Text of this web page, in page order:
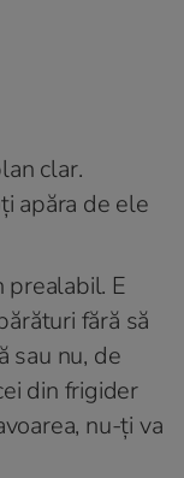
clar.
apăra de ele
prealabil. E
fără să
sau nu, de
din frigider
nu-ți va